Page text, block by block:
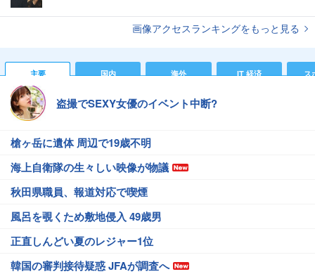
画像アクセスランキングをもっと見る
主要 国内 海外 IT 経済 ス
盗撮でSEXY女優のイベント中断?
槍ヶ岳に遺体 周辺で19歳不明
海上自衛隊の生々しい映像が物議
秋田県職員、報道対応で喫煙
風呂を覗くため敷地侵入 49歳男
正直しんどい夏のレジャー1位
韓国の審判接待疑惑 JFAが調査へ